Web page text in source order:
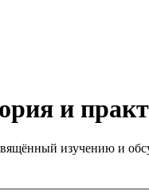
и
изучению и